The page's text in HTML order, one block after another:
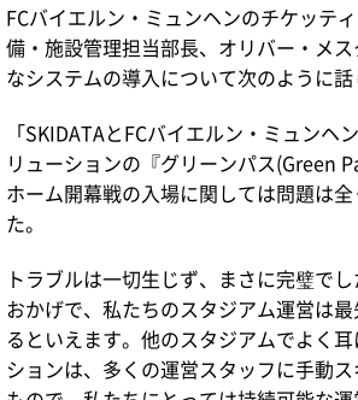
FCバイエルン・ミュンヘンのチケッテ
備・施設管理担当部長、オリバー・メ
なシステムの導入について次のように話
「SKIDATAとFCバイエルン・ミュンヘ
リューションの『グリーンパス(Green
ホーム開幕戦の入場に関しては問題は
た。
トラブルは一切生じず、まさに完璧で
おかげで、私たちのスタジアム運営は
るといえます。他のスタジアムでよく
ションは、多くの運営スタッフに手動